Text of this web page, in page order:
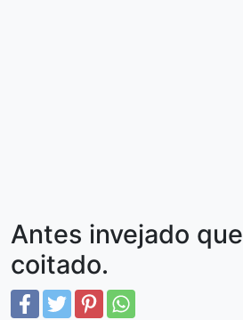
Antes invejado que
coitado.